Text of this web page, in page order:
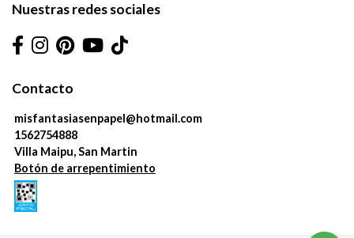
Nuestras redes sociales
Contacto
misfantasiasenpapel@hotmail.com
1562754888
Villa Maipu, San Martin
Botón de arrepentimiento